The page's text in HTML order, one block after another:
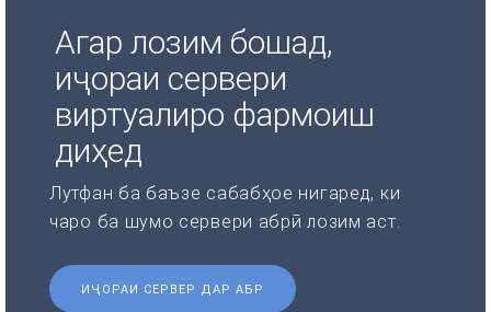
Агар лозим бошад,
иҷораи сервери
виртуалиро фармоиш
диҳед
Лутфан ба баъзе сабабҳое нигаред, ки
чаро ба шумо сервери абрӣ лозим аст.
ИҶОРАИ СЕРВЕР ДАР АБР